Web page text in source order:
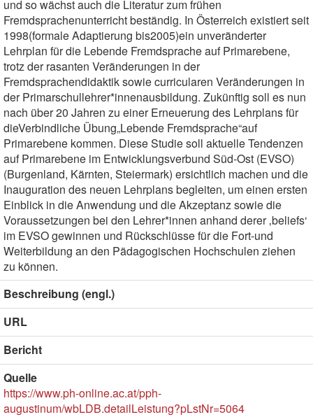
und so wächst auch die Literatur zum frühen
Fremdsprachenunterricht beständig. In Österreich existiert seit
1998(formale Adaptierung bis2005)ein unveränderter
Lehrplan für die Lebende Fremdsprache auf Primarebene,
trotz der rasanten Veränderungen in der
Fremdsprachendidaktik sowie curricularen Veränderungen in
der Primarschullehrer*innenausbildung. Zukünftig soll es nun
nach über 20 Jahren zu einer Erneuerung des Lehrplans für
dieVerbindliche Übung„Lebende Fremdsprache“auf
Primarebene kommen. Diese Studie soll aktuelle Tendenzen
auf Primarebene im Entwicklungsverbund Süd-Ost (EVSO)
(Burgenland, Kärnten, Steiermark) ersichtlich machen und die
Inauguration des neuen Lehrplans begleiten, um einen ersten
Einblick in die Anwendung und die Akzeptanz sowie die
Voraussetzungen bei den Lehrer*innen anhand derer ‚beliefs‘
im EVSO gewinnen und Rückschlüsse für die Fort-und
Weiterbildung an den Pädagogischen Hochschulen ziehen
zu können.
Beschreibung (engl.)
URL
Bericht
Quelle
https://www.ph-online.ac.at/pph-
augustinum/wbLDB.detailLeistung?pLstNr=5064